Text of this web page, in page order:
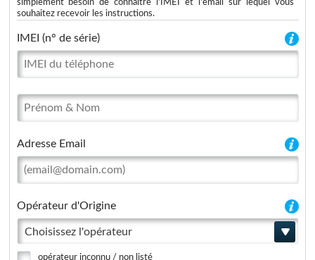
simplement besoin de connaitre l'IMEI et l'email sur lequel vous
souhaitez recevoir les instructions.
IMEI (n° de série)
Adresse Email
Opérateur d'Origine
Choisissez l'opérateur
opérateur inconnu / non listé